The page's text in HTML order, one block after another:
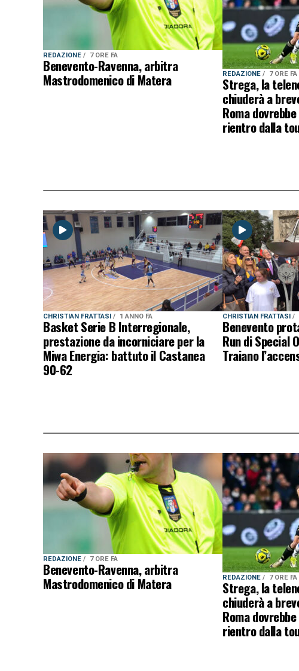
REDAZIONE 7 ORE FA
Benevento-Ravenna, arbitra
Mastrodomenico di Matera REDAZIONE 7 ORE FA
Strega, la
chiuderà a
Roma
rientro dalla
CHRISTIAN FRATTASI 1 ANNO FA
Basket Serie B Interregionale,
prestazione da incorniciare per la
Miwa Energia: battuto il Castanea
90-62
CHRISTIAN FRATTASI
Benevento
Run di Special
Traiano
REDAZIONE 7 ORE FA
Benevento-Ravenna, arbitra
Mastrodomenico di Matera REDAZIONE 7 ORE FA
Strega, la
chiuderà a
Roma
rientro dalla